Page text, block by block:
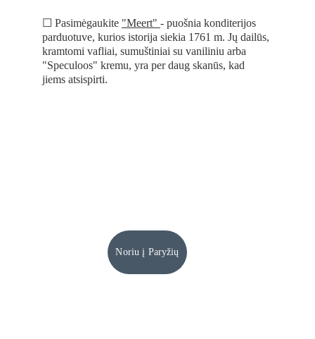
☐ Pasimėgaukite "Meert" - puošnia konditerijos
parduotuve, kurios istorija siekia 1761 m. Jų dailūs,
kramtomi vafliai, sumuštiniai su vaniliniu arba
"Speculoos" kremu, yra per daug skanūs, kad
jiems atsispirti.
Noriu į Paryžių